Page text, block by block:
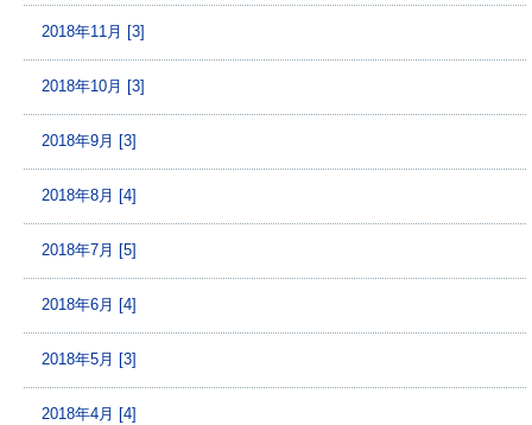
2018年11月 [3]
2018年10月 [3]
2018年9月 [3]
2018年8月 [4]
2018年7月 [5]
2018年6月 [4]
2018年5月 [3]
2018年4月 [4]